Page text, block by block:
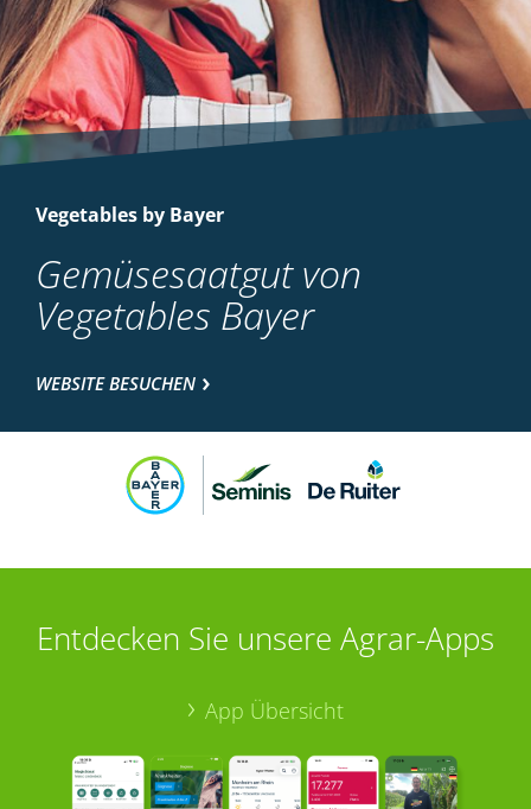
Vegetables by Bayer
Gemüsesaatgut von
Vegetables Bayer
WEBSITE BESUCHEN
Entdecken Sie unsere Agrar-Apps
App Übersicht